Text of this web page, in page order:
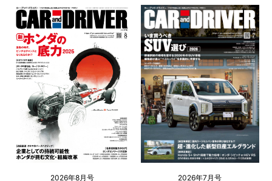
2026年8月号 2026年7月号